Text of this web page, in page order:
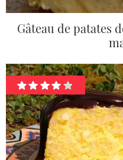
Gâteau de patates